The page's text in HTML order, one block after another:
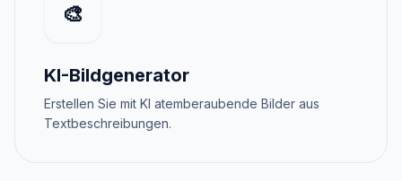
🎨
KI-Bildgenerator
Erstellen Sie mit KI atemberaubende Bilder aus
Textbeschreibungen.